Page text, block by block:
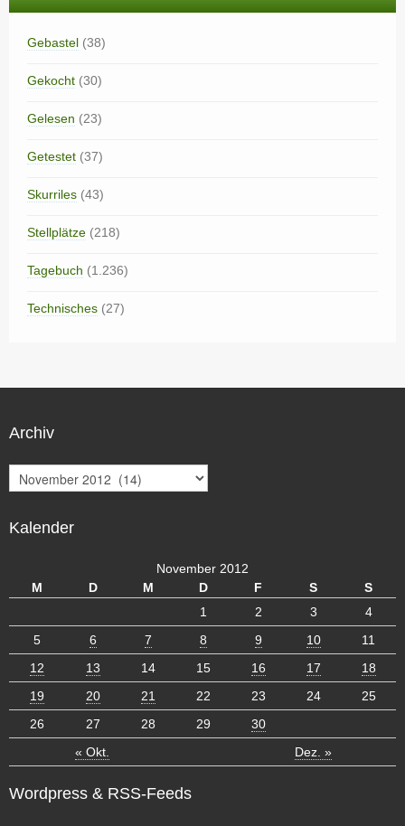
Gebastel (38)
Gekocht (30)
Gelesen (23)
Getestet (37)
Skurriles (43)
Stellplätze (218)
Tagebuch (1.236)
Technisches (27)
Archiv
r
h
Kalender
November 2012
M
D M D F S S
« Okt. Dez. »
1 2 3
4
5
6 7 8 9 10
11
12
13 14 15 16 17
18
19
20 21 22 23 24
25
26
27 28 29 30
Wordpress & RSS-Feeds